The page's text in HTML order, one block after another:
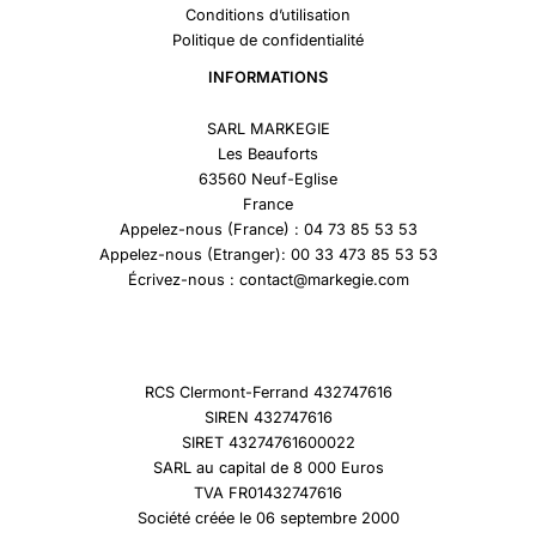
Conditions d’utilisation
Politique de confidentialité
INFORMATIONS
SARL MARKEGIE
Les Beauforts
63560 Neuf-Eglise
France
Appelez-nous (France) : 04 73 85 53 53
Appelez-nous (Etranger): 00 33 473 85 53 53
Écrivez-nous : contact@markegie.com
RCS Clermont-Ferrand 432747616
SIREN 432747616
SIRET 43274761600022
SARL au capital de 8 000 Euros
TVA FR01432747616
Société créée le 06 septembre 2000